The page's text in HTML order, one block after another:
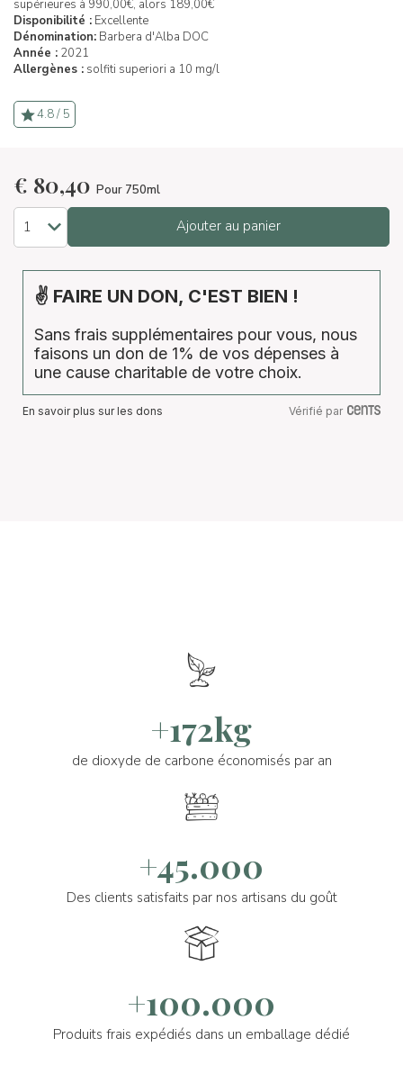
supérieures à 990,00€, alors 189,00€
Disponibilité : Excellente
Dénomination: Barbera d'Alba DOC
Année : 2021
Allergènes : solfiti superiori a 10 mg/l
4.8 / 5
€ 80,40 Pour 750ml
Ajouter au panier
✌ FAIRE UN DON, C'EST BIEN !
Sans frais supplémentaires pour vous, nous
faisons un don de 1% de vos dépenses à
une cause charitable de votre choix.
En savoir plus sur les dons Vérifié par
+172kg
de dioxyde de carbone économisés par an
+45.000
Des clients satisfaits par nos artisans du goût
+100.000
Produits frais expédiés dans un emballage dédié